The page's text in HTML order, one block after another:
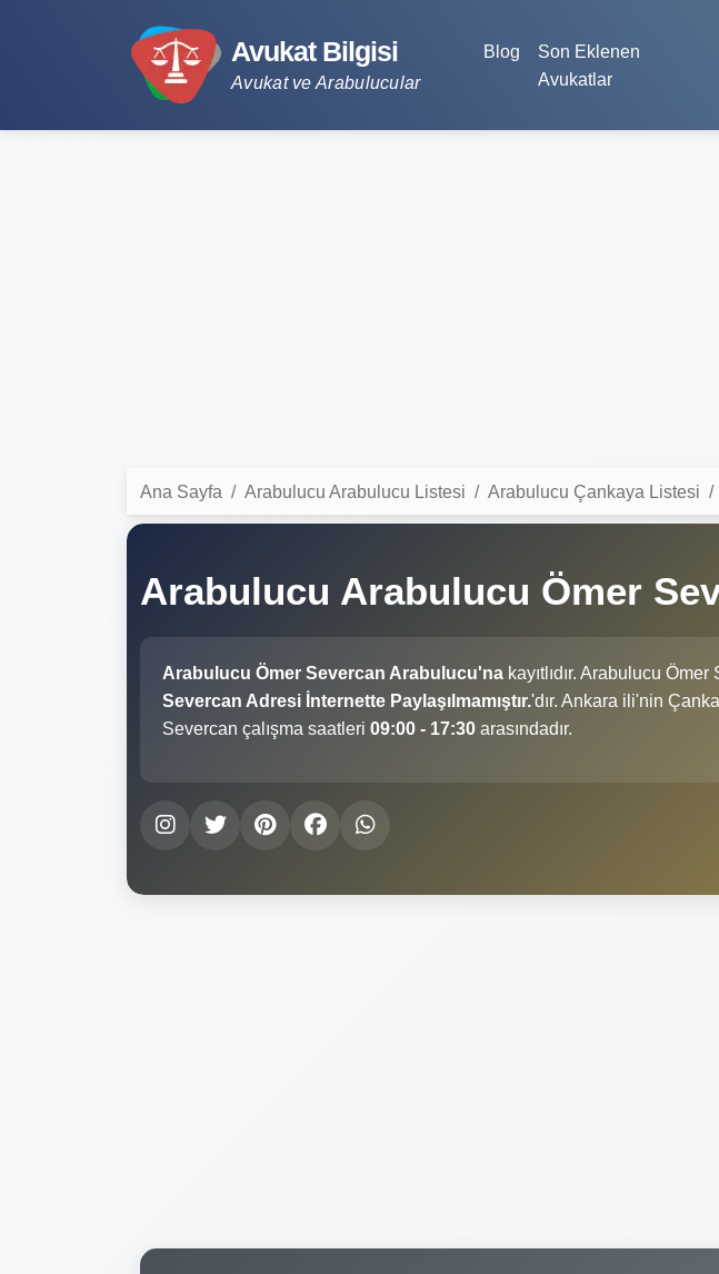
Avukat Bilgisi
Avukat ve Arabulucular
Blog
Son Eklenen
Avukatlar
Ana Sayfa Arabulucu Arabulucu Listesi Arabulucu Çankaya Listesi
Arabulucu Arabulucu Ömer
Arabulucu Ömer Severcan Arabulucu'na kayıtlıdır. Arabulucu
Severcan Adresi İnternette Paylaşılmamıştır.'dır. Ankara ili'nin
Severcan çalışma saatleri 09:00 - 17:30 arasındadır.